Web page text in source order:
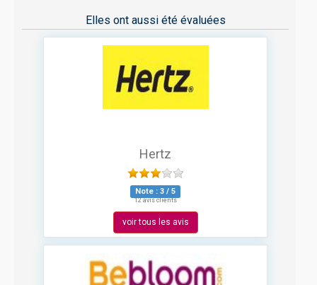
Elles ont aussi été évaluées
Hertz
Note : 3 / 5
12 avis clients
voir tous les avis